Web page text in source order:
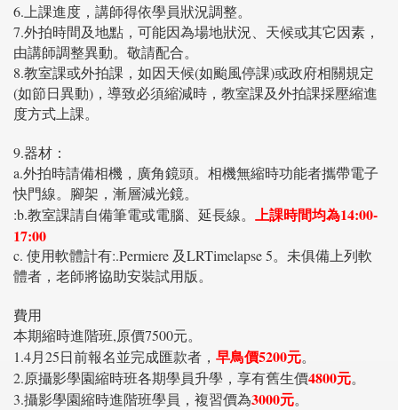
6.上課進度，講師得依學員狀況調整。
7.外拍時間及地點，可能因為場地狀況、天候或其它因素，
由講師調整異動。敬請配合。
8.教室課或外拍課，如因天候(如颱風停課)或政府相關規定
(如節日異動)，導致必須縮減時，教室課及外拍課採壓縮進
度方式上課。
9.器材：
a.外拍時請備相機，廣角鏡頭。相機無縮時功能者攜帶電子
快門線。腳架，漸層減光鏡。
:b.教室課請自備筆電或電腦、延長線。 上課時間均為14:00-
17:00
c. 使用軟體計有:.Permiere 及LRTimelapse 5。未俱備上列軟
體者，老師將協助安裝試用版。
費用
本期縮時進階班,原價7500元。
1.4月25日前報名並完成匯款者， 早鳥價5200元。
2.原攝影學園縮時班各期學員升學，享有舊生價4800元。
3.攝影學園縮時進階班學員，複習價為3000元。